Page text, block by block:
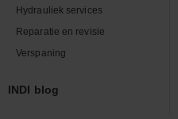
Hydrauliek services
Reparatie en revisie
Verspaning
INDI blog